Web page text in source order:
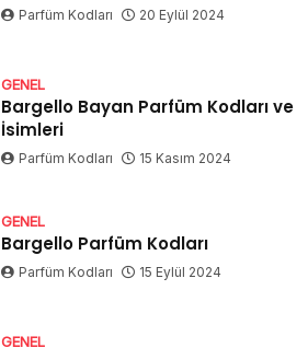
Parfüm Kodları 20 Eylül 2024
GENEL
Bargello Bayan Parfüm Kodları ve
İsimleri
Parfüm Kodları 15 Kasım 2024
GENEL
Bargello Parfüm Kodları
Parfüm Kodları 15 Eylül 2024
GENEL